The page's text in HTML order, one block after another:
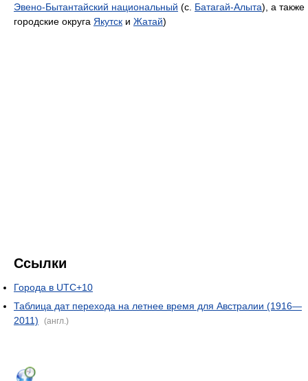
Эвено-Бытантайский национальный (с. Батагай-Алыта), а также
городские округа Якутск и Жатай)
Ссылки
Города в UTC+10
Таблица дат перехода на летнее время для Австралии (1916—
2011)
(англ.)